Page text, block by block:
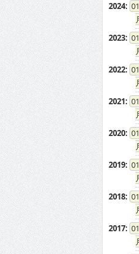
2024: 01
2023: 01
2022: 01
2021: 01
2020: 01
2019: 01
2018: 01
2017: 01